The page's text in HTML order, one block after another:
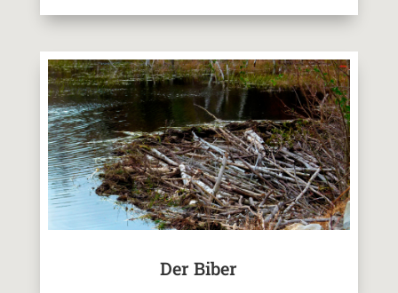
Der Biber